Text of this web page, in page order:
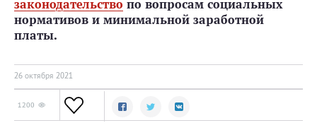
законодательство по вопросам социальных
нормативов и минимальной заработной
платы.
26 октября 2021
1200